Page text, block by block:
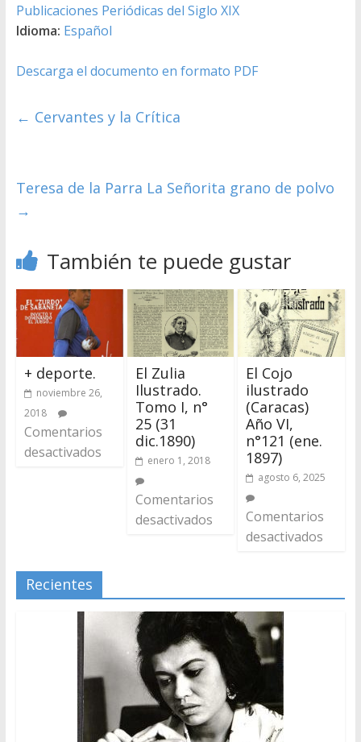
Publicaciones Periódicas del Siglo XIX
Idioma: Español
Descarga el documento en formato PDF
← Cervantes y la Crítica
Teresa de la Parra La Señorita grano de polvo
→
También te puede gustar
+ deporte.
noviembre 26,
2018
Comentarios
desactivados
El Zulia
Ilustrado.
Tomo I, n°
25 (31
dic.1890)
enero 1, 2018
Comentarios
desactivados
El Cojo
ilustrado
(Caracas)
Año VI,
n°121 (ene.
1897)
agosto 6, 2025
Comentarios
desactivados
Recientes